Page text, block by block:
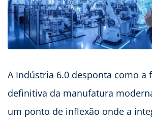
A Indústria 6.0 desponta como a
definitiva da manufatura
um ponto de inflexão onde a